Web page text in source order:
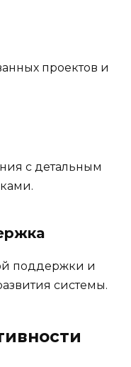
проектов и
с детальным
поддержки и
системы.